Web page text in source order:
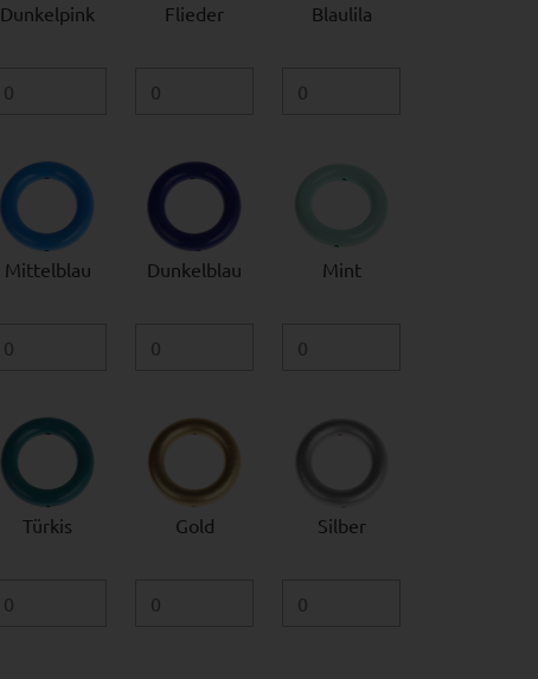
Dunkelpink Flieder Blaulila
Mittelblau Dunkelblau Mint
Türkis Gold Silber